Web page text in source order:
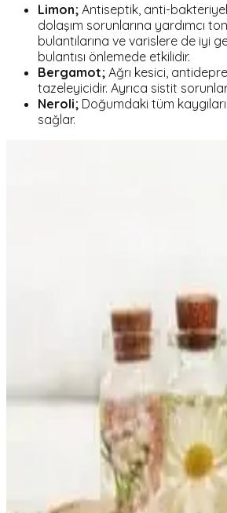
Limon; Antiseptik, anti-
dolaşım sorunlarına yardımcı
bulantılarına ve varislere de iyi
bulantısı önlemede etkilidir.
Bergamot; Ağrı kesici,
tazeleyicidir. Ayrıca sistit
Neroli; Doğumdaki tüm
sağlar.